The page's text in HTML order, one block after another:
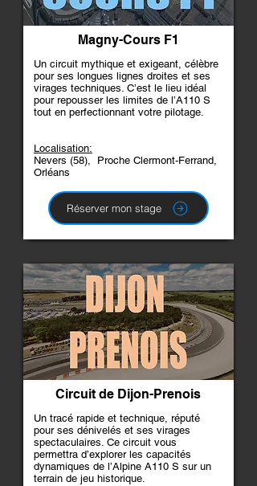
Magny-Cours F1
Un circuit mythique et exigeant, célèbre
pour ses longues lignes droites et ses
virages techniques. C’est le lieu idéal
pour repousser les limites de l’A110 S
tout en perfectionnant votre pilotage.
Localisation:
Nevers (58), Proche Clermont-Ferrand,
Orléans
Réserver mon stage
Circuit de Dijon-Prenois
Un tracé rapide et technique, réputé
pour ses dénivelés et ses virages
spectaculaires. Ce circuit vous
permettra d’explorer les capacités
dynamiques de l’Alpine A110 S sur un
terrain de jeu historique.